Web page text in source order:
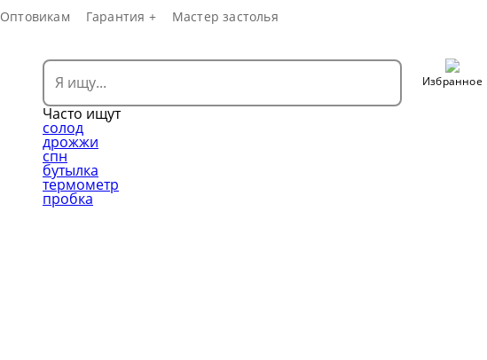
Оптовикам Гарантия +
Мастер застолья
Часто ищут
солод
дрожжи
спн
бутылка
термометр
пробка
Избранное